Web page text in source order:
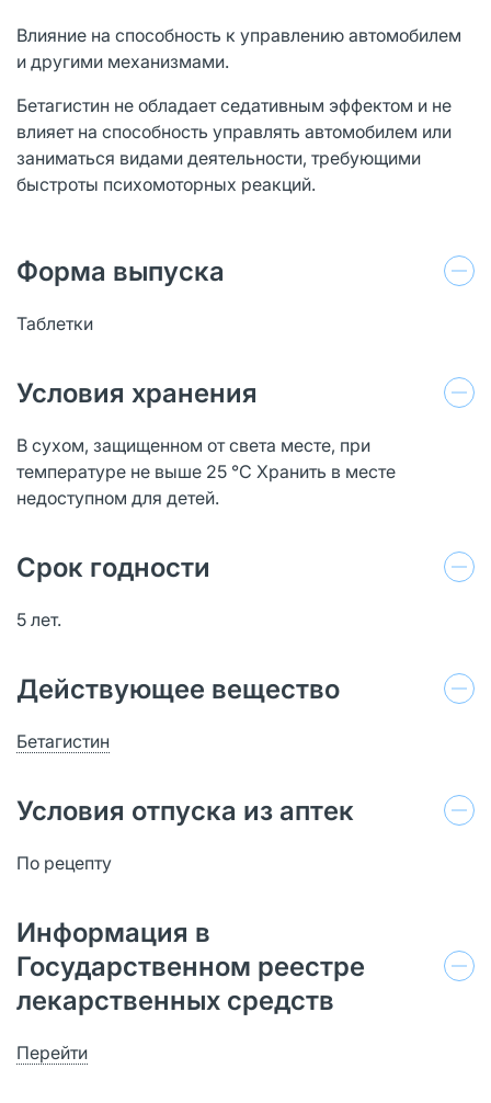
Влияние на способность к управлению автомобилем
и другими механизмами.
Бетагистин не обладает седативным эффектом и не
влияет на способность управлять автомобилем или
заниматься видами деятельности, требующими
быстроты психомоторных реакций.
Форма выпуска
Таблетки
Условия хранения
В сухом, защищенном от света месте, при
температуре не выше 25 °С Хранить в месте
недоступном для детей.
Срок годности
5 лет.
Действующее вещество
Бетагистин
Условия отпуска из аптек
По рецепту
Информация в
Государственном реестре
лекарственных средств
Перейти